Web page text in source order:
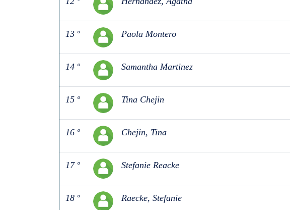
13 º Paola Montero
14 º Samantha Martinez
15 º Tina Chejin
16 º Chejin, Tina
17 º Stefanie Reacke
18 º Raecke, Stefanie